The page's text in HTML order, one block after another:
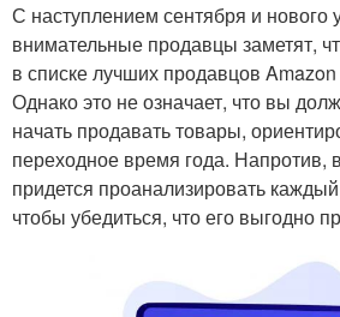
С наступлением сентября и нового
внимательные продавцы заметят,
в списке лучших продавцов
Однако это не означает, что вы
начать продавать товары,
переходное время года. Напротив,
придется проанализировать
чтобы убедиться, что его выгодно